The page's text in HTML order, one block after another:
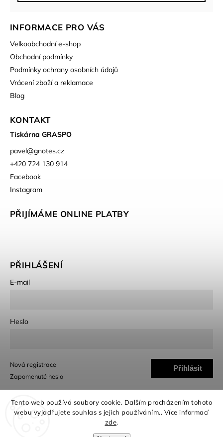
Tento web používá soubory cookie. Dalším procházením tohoto
webu vyjadřujete souhlas s jejich používáním.. Více informací
zde.
INFORMACE PRO VÁS
Velkoobchodní e-shop
Obchodní podmínky
Podmínky ochrany osobních údajů
Vrácení zboží a reklamace
Blog
KONTAKT
Tiskárna GRASPO
pavel@gnotes.cz
+420 724 130 914
Facebook
Instagram
PŘIJÍMÁME ONLINE PLATBY
PŘIHLÁŠENÍ
E-mail
Heslo
Přihlásit
Nová registrace
Zapomenuté heslo